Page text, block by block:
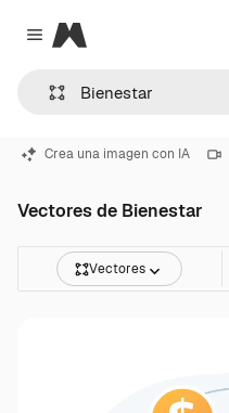
Close menu
Magnific
Crea una imagen con IA
Vectores de Bienestar
Vectores